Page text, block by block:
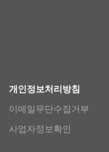
개인정보처리방침
이메일무단수집거부
사업자정보확인